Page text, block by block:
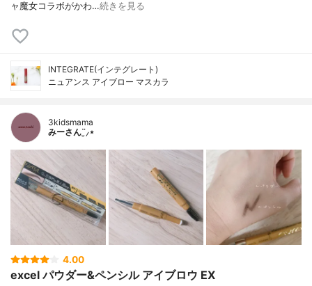
ャ魔女コラボがかわ…続きを見る
INTEGRATE(インテグレート)
ニュアンス アイブロー マスカラ
3kidsmama
みーさん¨̮⸝⋆
4.00
excel パウダー&ペンシル アイブロウ EX